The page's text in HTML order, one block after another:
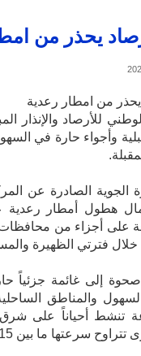
يحذر من
من امطار رعدية
للأرصاد
وأجواء حارة في
الصادرة عن
هطول أمطار
على أجزاء من
فترتي الظهيرة
صحوة إلى غائمة جزئياً
تنشط أحياناً على
سرعتها ما بين 15- 30 عقدة.